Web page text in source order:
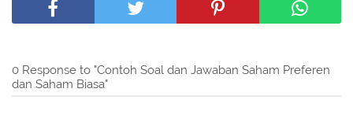
0 Response to "Contoh Soal dan Jawaban Saham Preferen
dan Saham Biasa"